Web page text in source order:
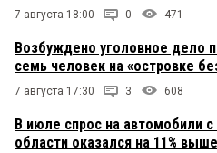
7 августа 18:00 0 471
Возбуждено уголовное дело
семь человек на «островке
7 августа 17:30 3 608
В июле спрос на автомобили
области оказался на 11%